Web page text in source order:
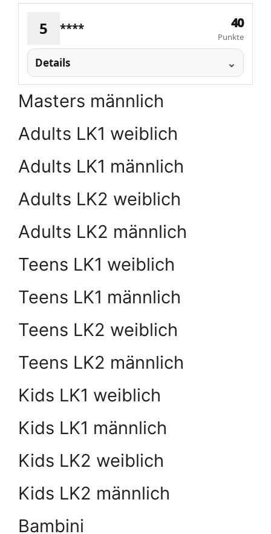
5 **** 40
Punkte
Details
Masters männlich
Adults LK1 weiblich
Adults LK1 männlich
Adults LK2 weiblich
Adults LK2 männlich
Teens LK1 weiblich
Teens LK1 männlich
Teens LK2 weiblich
Teens LK2 männlich
Kids LK1 weiblich
Kids LK1 männlich
Kids LK2 weiblich
Kids LK2 männlich
Bambini